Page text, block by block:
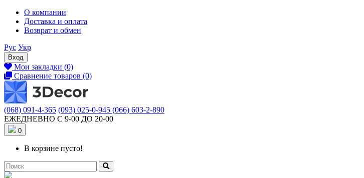
О компании
Доставка и оплата
Возврат и обмен
Рус Укр
Вход
Мои закладки (0)
Сравнение товаров (0)
(068) 091-4-365 (093) 025-0-945 (066) 603-2-890
ЕЖЕДНЕВНО С 9-00 ДО 20-00
0
В корзине пусто!